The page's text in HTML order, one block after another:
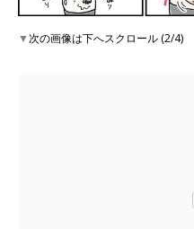
▼次の画像は下へスクロール (2/4)